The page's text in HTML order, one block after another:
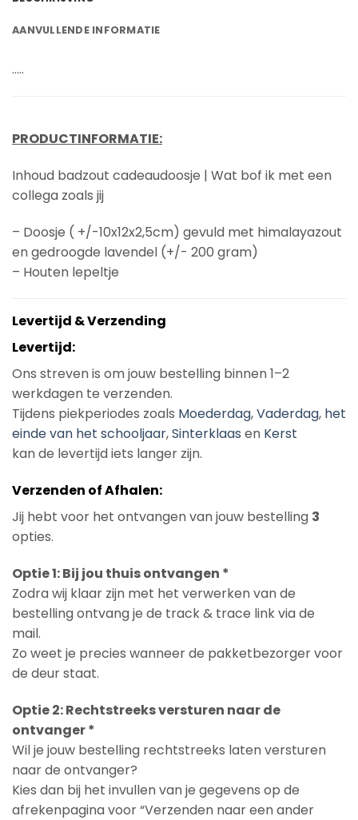
AANVULLENDE INFORMATIE
…..
PRODUCTINFORMATIE:
Inhoud badzout cadeaudoosje | Wat bof ik met een
collega zoals jij
– Doosje ( +/-10x12x2,5cm) gevuld met himalayazout
en gedroogde lavendel (+/- 200 gram)
– Houten lepeltje
Levertijd & Verzending
Levertijd:
Ons streven is om jouw bestelling binnen 1–2
werkdagen te verzenden.
Tijdens piekperiodes zoals Moederdag,Vaderdag, het
einde van het schooljaar,Sinterklaas en Kerst
kan de levertijd iets langer zijn.
Verzenden of Afhalen:
Jij hebt voor het ontvangen van jouw bestelling 3
opties.
Optie 1: Bij jou thuis ontvangen *
Zodra wij klaar zijn met het verwerken van de
bestelling ontvang je de track & trace link via de
mail.
Zo weet je precies wanneer de pakketbezorger voor
de deur staat.
Optie 2: Rechtstreeks versturen naar de
ontvanger *
Wil je jouw bestelling rechtstreeks laten versturen
naar de ontvanger?
Kies dan bij het invullen van je gegevens op de
afrekenpagina voor “Verzenden naar een ander